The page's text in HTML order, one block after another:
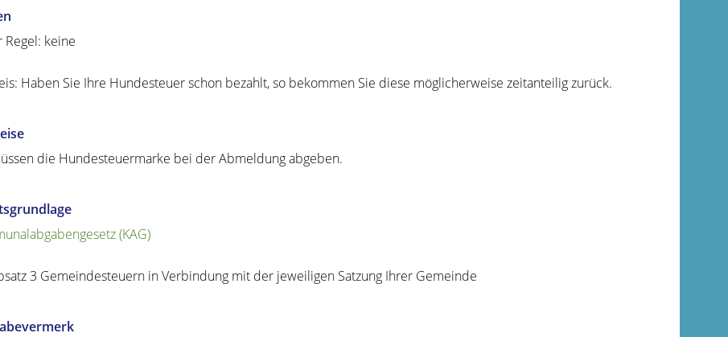
Regel: keine
Haben Sie Ihre Hundesteuer schon bezahlt, so bekommen Sie diese möglicherweise zeitanteilig zurück.
die Hundesteuermarke bei der Abmeldung abgeben.
(KAG)
3 Gemeindesteuern in Verbindung mit der jeweiligen Satzung Ihrer Gemeinde